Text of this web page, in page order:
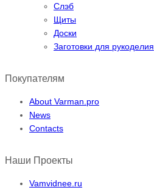
Слэб
Щиты
Доски
Заготовки для рукоделия
Покупателям
About Varman.pro
News
Contacts
Наши Проекты
Vamvidnee.ru